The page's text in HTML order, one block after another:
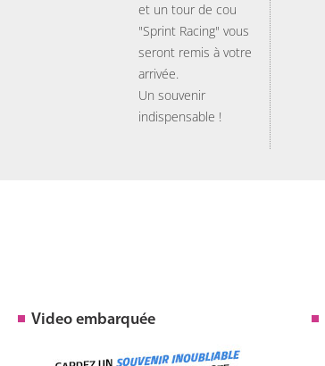
et un tour de cou
"Sprint Racing" vous
seront remis à votre
arrivée.
Un souvenir
indispensable !
Video embarquée